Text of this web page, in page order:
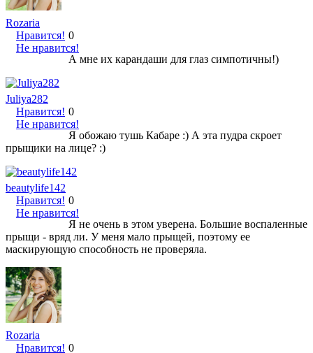
Rozaria
Нравится!
Не нравится!
0
А мне их карандаши для глаз симпотичны!)
Juliya282
Нравится!
Не нравится!
0
Я обожаю тушь Кабаре :) А эта пудра скроет
прыщики на лице? :)
beautylife142
Нравится!
Не нравится!
0
Я не очень в этом уверена. Большие воспаленные
прыщи - вряд ли. У меня мало прыщей, поэтому ее
маскирующую способность не проверяла.
Rozaria
Нравится! 0